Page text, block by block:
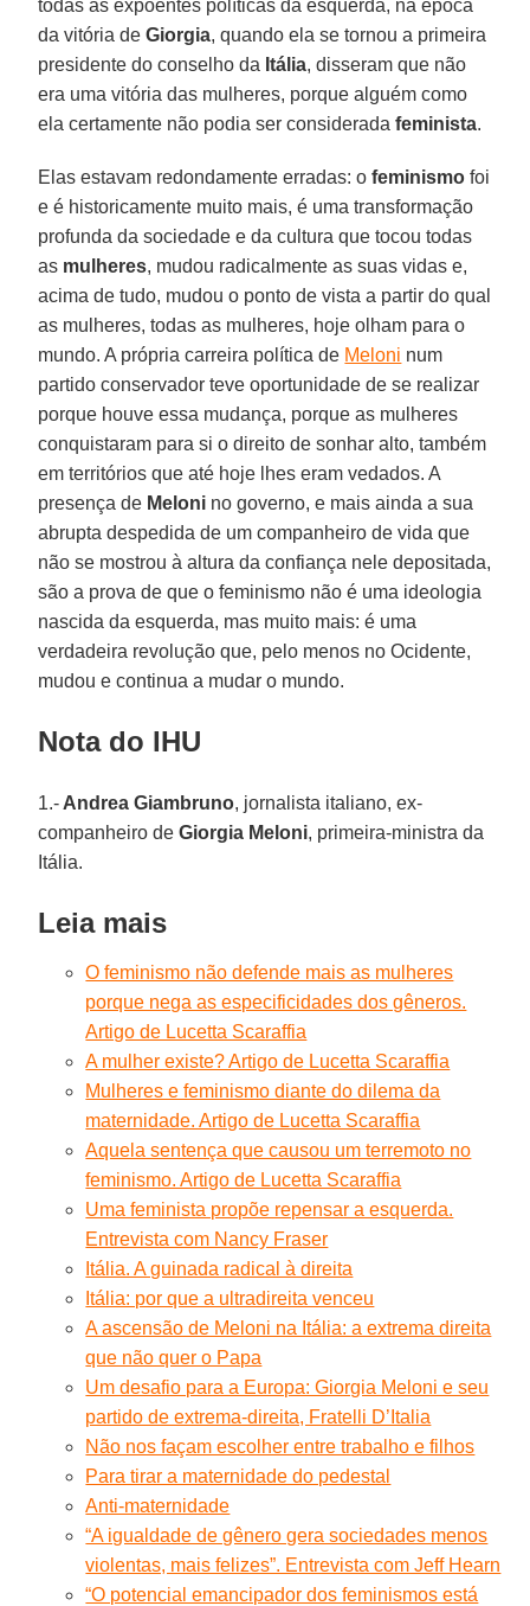
todas as expoentes políticas da esquerda, na época
da vitória deGiorgia, quando ela se tornou a primeira
presidente do conselho da Itália, disseram que não
era uma vitória das mulheres, porque alguém como
ela certamente não podia ser consideradafeminista.
Elas estavam redondamente erradas: ofeminismo foi
e é historicamente muito mais, é uma transformação
profunda da sociedade e da cultura que tocou todas
as mulheres, mudou radicalmente as suas vidas e,
acima de tudo, mudou o ponto de vista a partir do qual
as mulheres, todas as mulheres, hoje olham para o
mundo. A própria carreira política de Meloni num
partido conservador teve oportunidade de se realizar
porque houve essa mudança, porque as mulheres
conquistaram para si o direito de sonhar alto, também
em territórios que até hoje lhes eram vedados. A
presença de Meloni no governo, e mais ainda a sua
abrupta despedida de um companheiro de vida que
não se mostrou à altura da confiança nele depositada,
são a prova de que o feminismo não é uma ideologia
nascida da esquerda, mas muito mais: é uma
verdadeira revolução que, pelo menos no Ocidente,
mudou e continua a mudar o mundo.
Nota do IHU
1.- Andrea Giambruno, jornalista italiano, ex-
companheiro deGiorgia Meloni, primeira-ministra da
Itália.
Leia mais
O feminismo não defende mais as mulheres
porque nega as especificidades dos gêneros.
Artigo de Lucetta Scaraffia
A mulher existe? Artigo de Lucetta Scaraffia
Mulheres e feminismo diante do dilema da
maternidade. Artigo de Lucetta Scaraffia
Aquela sentença que causou um terremoto no
feminismo. Artigo de Lucetta Scaraffia
Uma feminista propõe repensar a esquerda.
Entrevista com Nancy Fraser
Itália. A guinada radical à direita
Itália: por que a ultradireita venceu
A ascensão de Meloni na Itália: a extrema direita
que não quer o Papa
Um desafio para a Europa: Giorgia Meloni e seu
partido de extrema-direita, Fratelli D’Italia
Não nos façam escolher entre trabalho e filhos
Para tirar a maternidade do pedestal
Anti-maternidade
“A igualdade de gênero gera sociedades menos
violentas, mais felizes”. Entrevista com Jeff Hearn
“O potencial emancipador dos feminismos está